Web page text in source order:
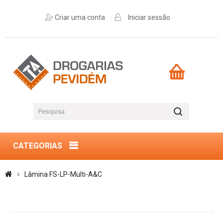
Criar uma conta Iniciar sessão
CATEGORIAS
Lâmina FS-LP-Multi-A&C